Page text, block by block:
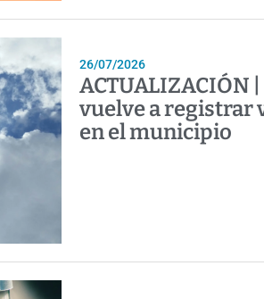
26/07/2026
ACTUALIZACIÓN
vuelve a registrar
en el municipio